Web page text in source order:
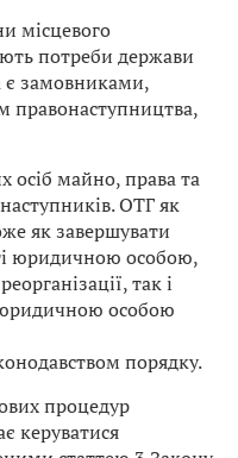
місцевого
потреби держави
є замовниками,
правонаступництва,
осіб майно, права та
ОТГ як
як завершувати
юридичною особою,
так і
особою
порядку.
процедур
керуватися